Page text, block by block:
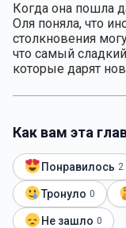
Когда она пошла
Оля поняла, что
столкновения
что самый
которые дарят
Как вам эта
Понравилось 2
Тронуло 0
Не зашло 0